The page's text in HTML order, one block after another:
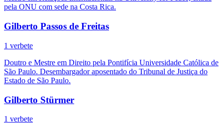
pela ONU com sede na Costa Rica.
Gilberto Passos de Freitas
1 verbete
Doutro e Mestre em Direito pela Pontifícia Universidade Católica de
São Paulo. Desembargador aposentado do Tribunal de Justiça do
Estado de São Paulo.
Gilberto Stürmer
1 verbete